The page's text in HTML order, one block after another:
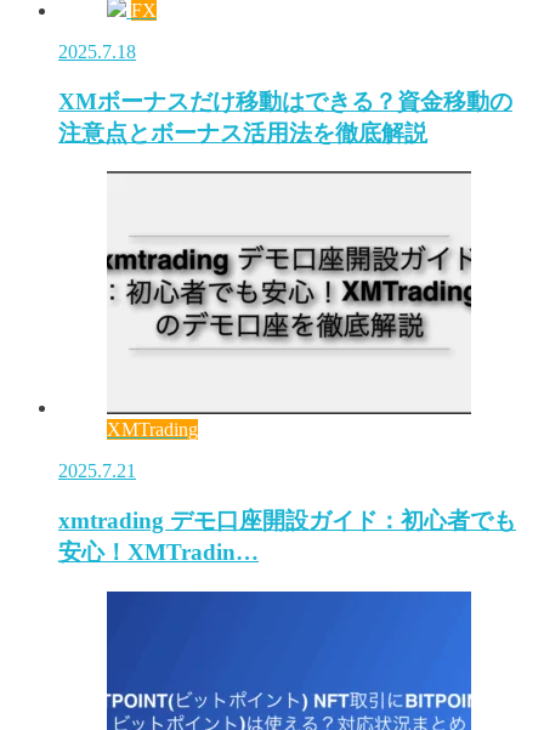
FX
2025.7.18
XMボーナスだけ移動はできる？資金移動の
注意点とボーナス活用法を徹底解説
XMTrading
2025.7.21
xmtrading デモ口座開設ガイド：初心者でも
安心！XMTradin…